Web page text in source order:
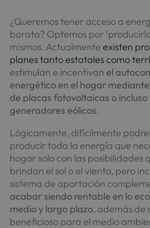
¿Queremos tener acceso a
barata? Optemos por
mismos. Actualmente existen
planes tanto estatales como
estimulan e incentivan el
energético en el hogar
de placas fotovoltaicas o incluso
generadores eólicos.
Lógicamente, difícilmente
producir toda la energía que
hogar solo con las posibilidades
brindan el sol o el viento, pero
sistema de aportación
acabar siendo rentable en lo
medio y largo plazo, además de
beneficioso para el medio